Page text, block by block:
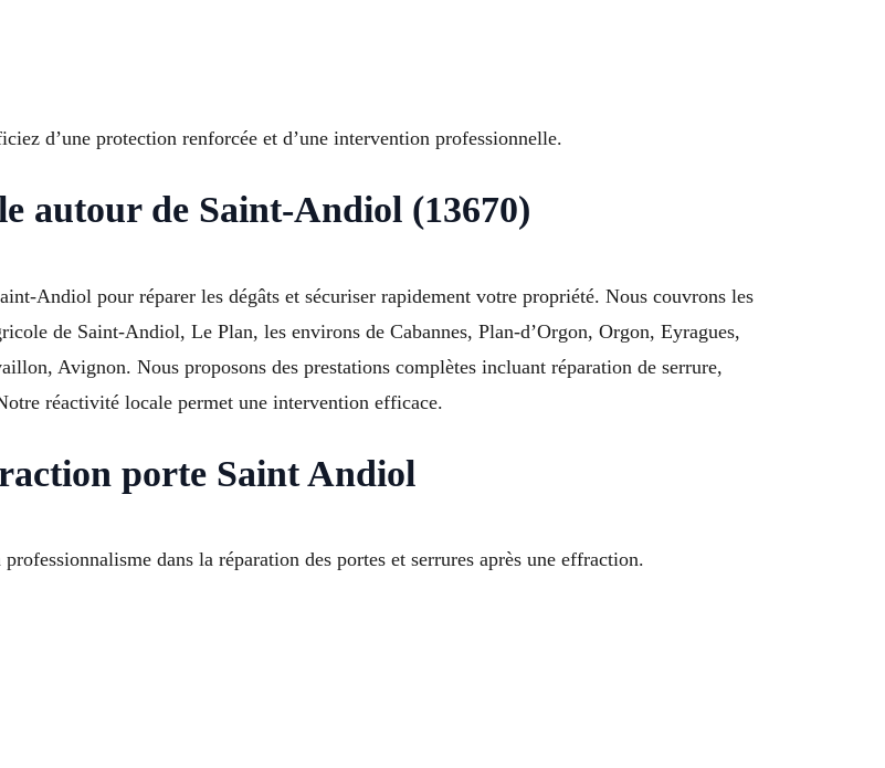
d’une protection renforcée et d’une intervention professionnelle.
autour de Saint-Andiol (13670)
Andiol pour réparer les dégâts et sécuriser rapidement votre propriété. Nous couvrons les
de Saint-Andiol, Le Plan, les environs de Cabannes, Plan-d’Orgon, Orgon, Eyragues,
Avignon. Nous proposons des prestations complètes incluant réparation de serrure,
réactivité locale permet une intervention efficace.
porte Saint Andiol
dans la réparation des portes et serrures après une effraction.